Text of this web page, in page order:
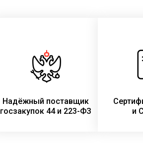
Надёжный поставщик
госзакупок 44 и 223-ФЗ
и